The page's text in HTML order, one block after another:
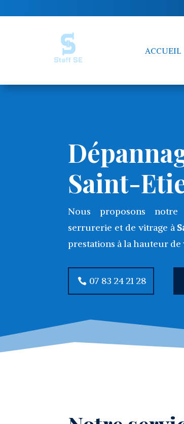
ACCUEIL
Saint-
Nous proposons
serrurerie et de vitrage à
prestations à la hauteur de
07 83 24 21 28